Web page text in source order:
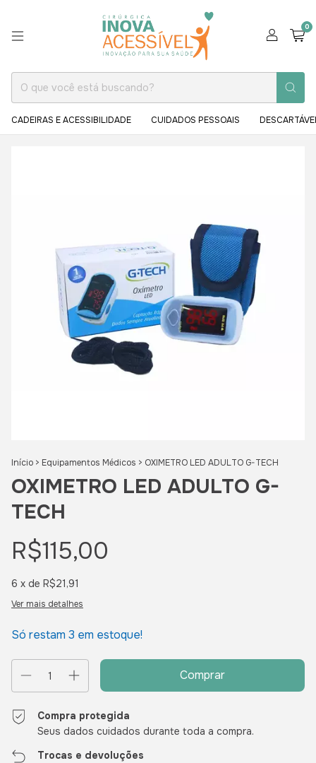
0
CADEIRAS E ACESSIBILIDADE CUIDADOS PESSOAIS
Início > Equipamentos Médicos > OXIMETRO LED ADULTO G-TECH
OXIMETRO LED ADULTO G-
TECH
R$115,00
6 x de R$21,91
Ver mais detalhes
Só restam 3 em estoque!
Compra protegida
Seus dados cuidados durante toda a compra.
Trocas e devoluções